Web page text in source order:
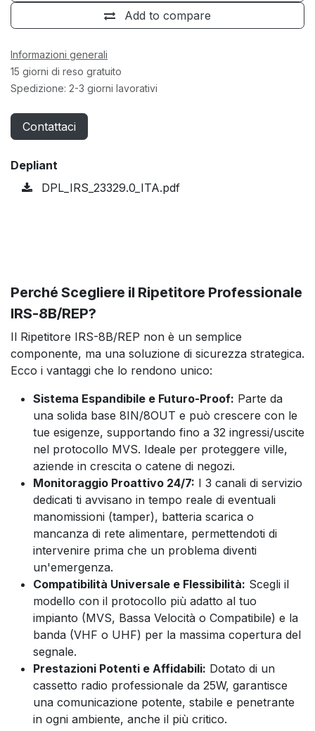
Add to compare
Informazioni generali
15 giorni di reso gratuito
Spedizione: 2-3 giorni lavorativi
Contattaci
Depliant
DPL_IRS_23329.0_ITA.pdf
Perché Scegliere il Ripetitore Professionale
IRS-8B/REP?
Il Ripetitore IRS-8B/REP non è un semplice
componente, ma una soluzione di sicurezza strategica.
Ecco i vantaggi che lo rendono unico:
Sistema Espandibile e Futuro-Proof: Parte da
una solida base 8IN/8OUT e può crescere con le
tue esigenze, supportando fino a 32 ingressi/uscite
nel protocollo MVS. Ideale per proteggere ville,
aziende in crescita o catene di negozi.
Monitoraggio Proattivo 24/7: I 3 canali di servizio
dedicati ti avvisano in tempo reale di eventuali
manomissioni (tamper), batteria scarica o
mancanza di rete alimentare, permettendoti di
intervenire prima che un problema diventi
un'emergenza.
Compatibilità Universale e Flessibilità: Scegli il
modello con il protocollo più adatto al tuo
impianto (MVS, Bassa Velocità o Compatibile) e la
banda (VHF o UHF) per la massima copertura del
segnale.
Prestazioni Potenti e Affidabili: Dotato di un
cassetto radio professionale da 25W, garantisce
una comunicazione potente, stabile e penetrante
in ogni ambiente, anche il più critico.